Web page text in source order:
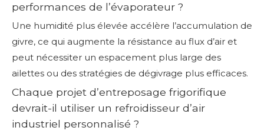
performances de l’évaporateur ?
Une humidité plus élevée accélère l’accumulation de
givre, ce qui augmente la résistance au flux d’air et
peut nécessiter un espacement plus large des
ailettes ou des stratégies de dégivrage plus efficaces.
Chaque projet d’entreposage frigorifique
devrait-il utiliser un refroidisseur d’air
industriel personnalisé ?